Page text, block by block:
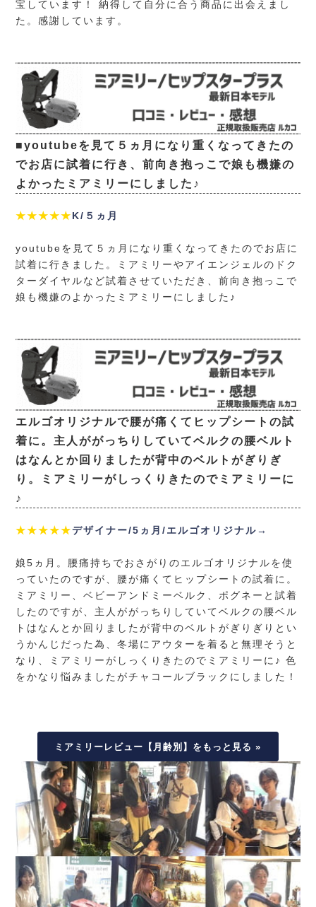
宝しています！ 納得して自分に合う商品に出会えまし
た。感謝しています。
■youtubeを見て５ヵ月になり重くなってきたの
でお店に試着に行き、前向き抱っこで娘も機嫌の
よかったミアミリーにしました♪
★★★★★K/５ヵ月
youtubeを見て５ヵ月になり重くなってきたのでお店に
試着に行きました。ミアミリーやアイエンジェルのドク
ターダイヤルなど試着させていただき、前向き抱っこで
娘も機嫌のよかったミアミリーにしました♪
エルゴオリジナルで腰が痛くてヒップシートの試
着に。主人ががっちりしていてベルクの腰ベルト
はなんとか回りましたが背中のベルトがぎりぎ
り。ミアミリーがしっくりきたのでミアミリーに
♪
★★★★★デザイナー/5ヵ月/エルゴオリジナル→
娘5ヵ月。腰痛持ちでおさがりのエルゴオリジナルを使
っていたのですが、腰が痛くてヒップシートの試着に。
ミアミリー、ベビーアンドミーベルク、ポグネーと試着
したのですが、主人ががっちりしていてベルクの腰ベル
トはなんとか回りましたが背中のベルトがぎりぎりとい
うかんじだった為、冬場にアウターを着ると無理そうと
なり、ミアミリーがしっくりきたのでミアミリーに♪ 色
をかなり悩みましたがチャコールブラックにしました！
ミアミリーレビュー【月齢別】をもっと見る »